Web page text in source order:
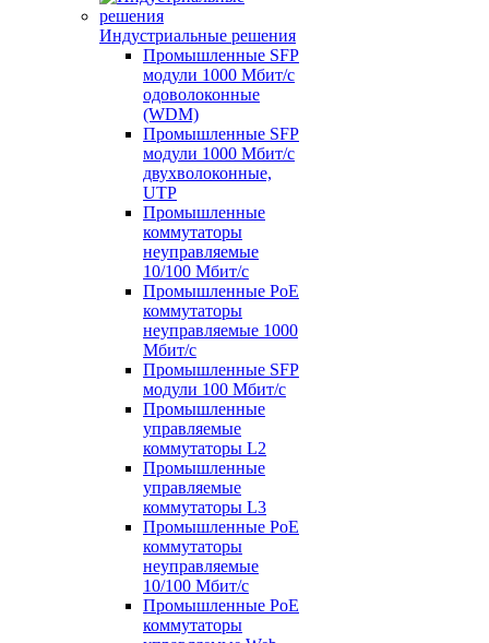
Индустриальные решения
Промышленные SFP
модули 1000 Мбит/c
одоволоконные
(WDM)
Промышленные SFP
модули 1000 Мбит/c
двухволоконные,
UTP
Промышленные
коммутаторы
неуправляемые
10/100 Мбит/с
Промышленные PoE
коммутаторы
неуправляемые 1000
Мбит/с
Промышленные SFP
модули 100 Мбит/c
Промышленные
управляемые
коммутаторы L2
Промышленные
управляемые
коммутаторы L3
Промышленные PoE
коммутаторы
неуправляемые
10/100 Мбит/с
Промышленные PoE
коммутаторы